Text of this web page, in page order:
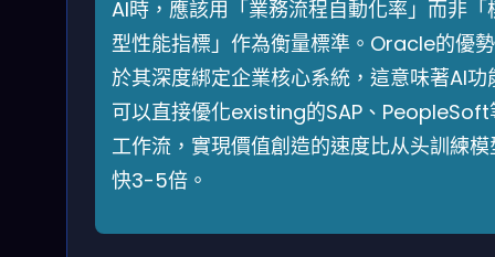
AI時，應該用「業務流程自動化率」而非「
型性能指標」作為衡量標準。Oracle的優
於其深度綁定企業核心系統，這意味著AI功
可以直接優化existing的SAP、PeopleSoft
工作流，實現價值創造的速度比从头訓練模
快3-5倍。